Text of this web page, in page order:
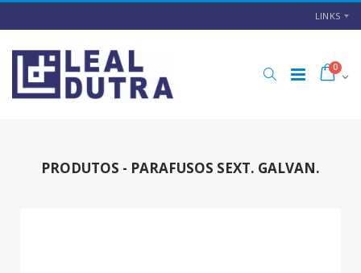
LINKS
0
PRODUTOS - PARAFUSOS SEXT. GALVAN.